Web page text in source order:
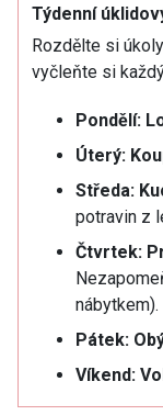
Týdenní
Rozdělte si
vyčleňte si
Pondělí:
Úterý:
Středa:
potravin z
Čtvrtek:
nábytkem).
Pátek:
Víkend: